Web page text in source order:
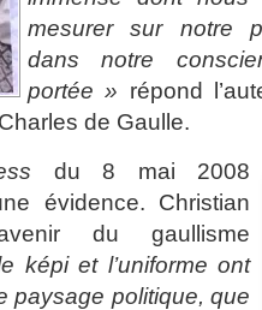
mesurer sur notre
dans notre
portée » répond
de Gaulle.
du 8 mai 2008
évidence. Christian
du gaullisme
képi et l’uniforme ont
paysage politique, que